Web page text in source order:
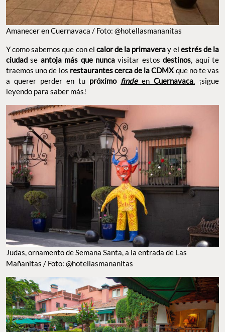
Amanecer en Cuernavaca / Foto: @hotellasmananitas
Y como sabemos que con el calor de la primaveray el estrés de la
ciudad se antoja más que nunca visitar estosdestinos, aquí te
traemos uno de los restaurantes cerca de la CDMX que no te vas
a querer perder en tu próximo findeen Cuernavaca. ¡sigue
leyendo para saber más!
Judas, ornamento de Semana Santa, a la entrada de Las
Mañanitas / Foto: @hotellasmananitas